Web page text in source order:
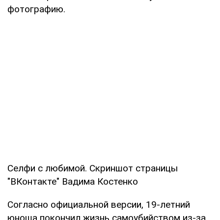
фотографию.
Селфи с любимой. Скриншот страницы
"ВКонтакте" Вадима Костенко
Согласно официальной версии, 19-летний
юноша покончил жизнь самоубийством из-за